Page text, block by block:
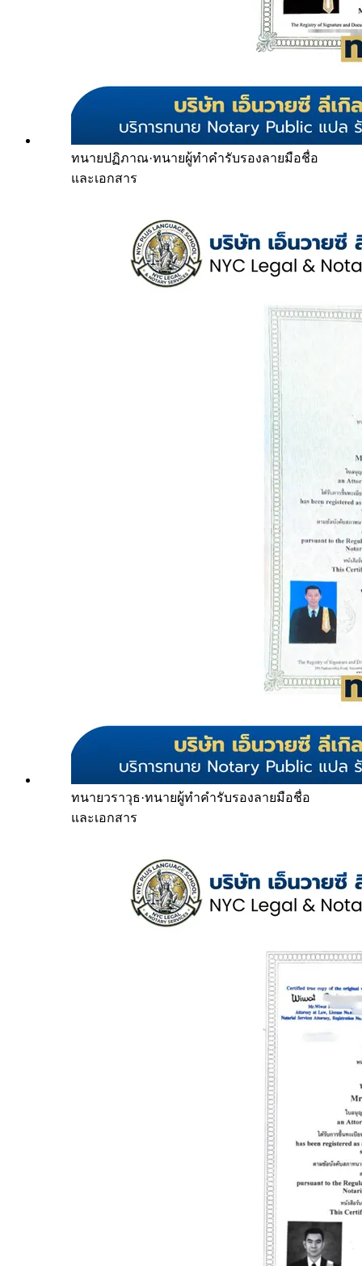
ทนายปฏิภาณ·ทนายผู้ทำคำรับรองลายมือชื่อ
และเอกสาร
ทนายวราวุธ·ทนายผู้ทำคำรับรองลายมือชื่อ
และเอกสาร